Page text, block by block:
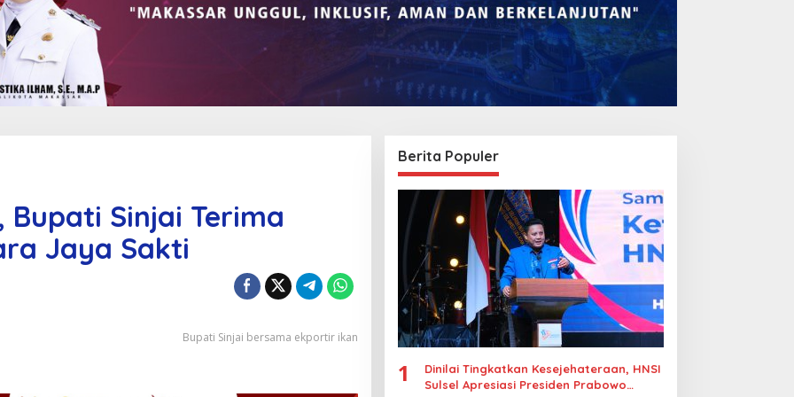
Bupati Sinjai Terima
Jaya Sakti
Bupati Sinjai bersama ekportir ikan
Berita Populer
1
Dinilai Tingkatkan Kesejehateraan, HNSI
Sulsel Apresiasi Presiden Prabowo